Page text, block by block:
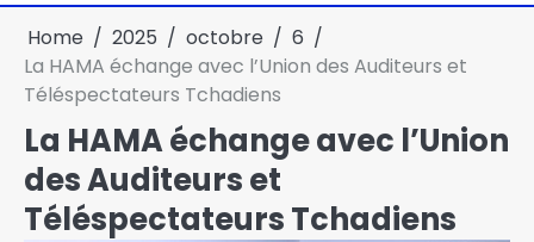
Home 2025 octobre
6
La HAMA échange avec l’Union des Auditeurs et
Téléspectateurs Tchadiens
La HAMA échange avec l’Union
des Auditeurs et
Téléspectateurs Tchadiens